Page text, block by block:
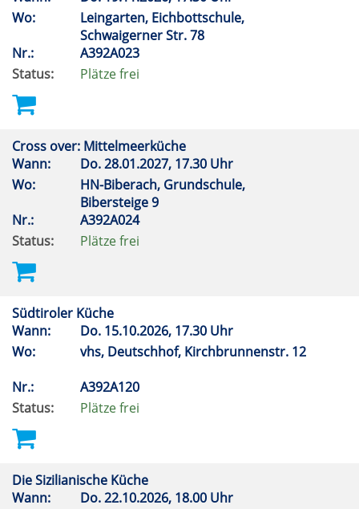
Wo:
Leingarten, Eichbottschule,
Schwaigerner Str. 78
Nr.:
A392A023
Status:
Plätze frei
Cross over: Mittelmeerküche
Wann:
Do.28.01.2027, 17.30 Uhr
Wo:
HN-Biberach, Grundschule,
Bibersteige 9
Nr.:
A392A024
Status:
Plätze frei
Südtiroler Küche
Wann:
Do. 15.10.2026, 17.30 Uhr
Wo:
vhs, Deutschhof, Kirchbrunnenstr. 12
Nr.:
A392A120
Status:
Plätze frei
Die Sizilianische Küche
Wann:
Do.22.10.2026, 18.00 Uhr